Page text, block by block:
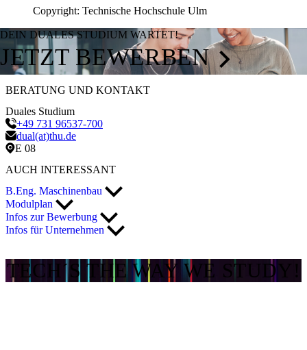
Copyright: Technische Hochschule Ulm
DEIN DUALES STUDIUM WARTET!
JETZT BEWERBEN
BERATUNG UND KONTAKT
Duales Studium
+49 731 96537-700
dual(at)thu.de
E 08
AUCH INTERESSANT
B.Eng. Maschinenbau
Modulplan
Infos zur Bewerbung
Infos für Unternehmen
TECH´S THE WAY WE STUDY!